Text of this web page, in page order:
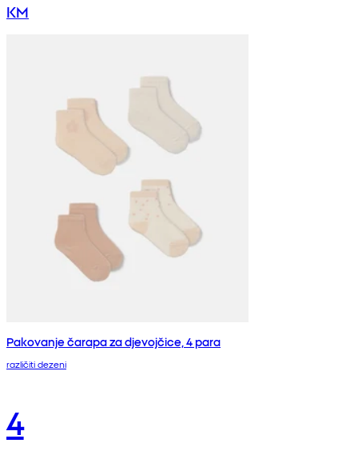
KM
Pakovanje čarapa za djevojčice, 4 para
različiti dezeni
4